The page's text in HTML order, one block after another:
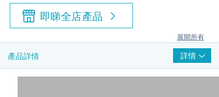
即睇全店產品
展開所有
產品詳情 詳情